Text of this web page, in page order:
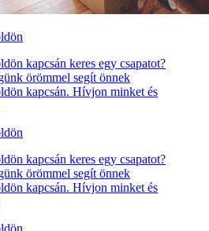
kapcsán keres egy csapatot?
örömmel segít önnek
kapcsán. Hívjon minket és
kapcsán keres egy csapatot?
örömmel segít önnek
kapcsán. Hívjon minket és